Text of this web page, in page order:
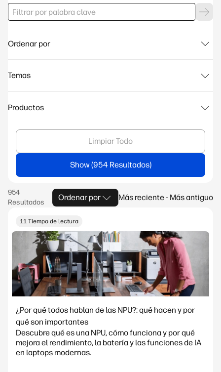
Ordenar por
Temas
Productos
Limpiar Todo
Show
Ordenar por Más reciente - Más antiguo
11 Tiempo de lectura
¿Por qué todos hablan de las NPU?: qué hacen y por
qué son importantes
Descubre qué es una NPU, cómo funciona y por qué
mejora el rendimiento, la batería y las funciones de IA
en laptops modernas.